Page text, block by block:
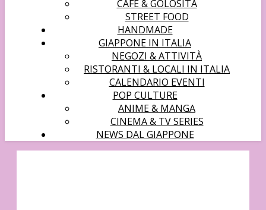
CAFÉ & GOLOSITÀ
STREET FOOD
HANDMADE
GIAPPONE IN ITALIA
NEGOZI & ATTIVITÀ
RISTORANTI & LOCALI IN ITALIA
CALENDARIO EVENTI
POP CULTURE
ANIME & MANGA
CINEMA & TV SERIES
NEWS DAL GIAPPONE